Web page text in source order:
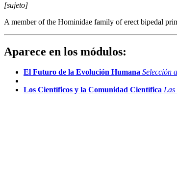
[sujeto]
A member of the Hominidae family of erect bipedal
Aparece en los módulos:
El Futuro de la Evolución Humana Selección
Los Científicos y la Comunidad Científica Las